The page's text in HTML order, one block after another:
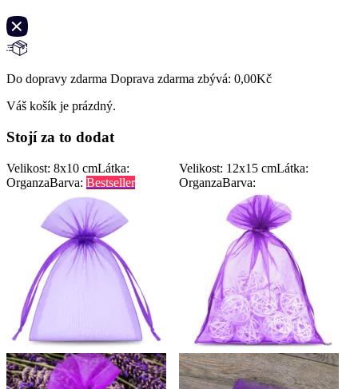
Do dopravy zdarma Doprava zdarma zbývá: 0,00Kč
Váš košík je prázdný.
Stojí za to dodat
Velikost: 8x10 cmLátka:
OrganzaBarva: Bestseller
Velikost: 12x15 cmLátka:
OrganzaBarva: